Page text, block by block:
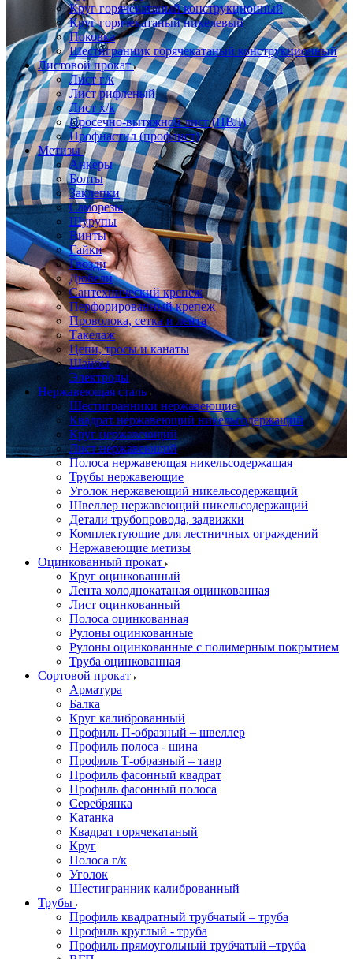
Круг горячекатаный конструкционный
Круг горячекатаный никелевый
Поковка
Шестигранник горячекатаный конструкционный
Листовой прокат
Лист г/к
Лист рифленый
Лист х/к
Просечно-вытяжной лист (ПВЛ)
Профнастил (профлист)
Метизы
Анкеры
Болты
Заклепки
Саморезы
Шурупы
Винты
Гайки
Гвозди
Дюбели
Сантехнический крепеж
Перфорированный крепеж
Проволока, сетка и лента
Такелаж
Цепи, тросы и канаты
Шайбы
Электроды
Нержавеющая сталь
Шестигранники нержавеющие
Квадрат нержавеющий никельсодержащий
Круг нержавеющий
Лист нержавеющий
Полоса нержавеющая никельсодержащая
Трубы нержавеющие
Уголок нержавеющий никельсодержащий
Швеллер нержавеющий никельсодержащий
Детали трубопровода, задвижки
Комплектующие для лестничных ограждений
Нержавеющие метизы
Оцинкованный прокат
Круг оцинкованный
Лента холоднокатаная оцинкованная
Лист оцинкованный
Полоса оцинкованная
Рулоны оцинкованные
Рулоны оцинкованные с полимерным покрытием
Труба оцинкованная
Сортовой прокат
Арматура
Балка
Круг калиброванный
Профиль П-образный – швеллер
Профиль полоса - шина
Профиль Т-образный – тавр
Профиль фасонный квадрат
Профиль фасонный полоса
Серебрянка
Катанка
Квадрат горячекатаный
Круг
Полоса г/к
Уголок
Шестигранник калиброванный
Трубы
Профиль квадратный трубчатый – труба
Профиль круглый - труба
Профиль прямоугольный трубчатый –труба